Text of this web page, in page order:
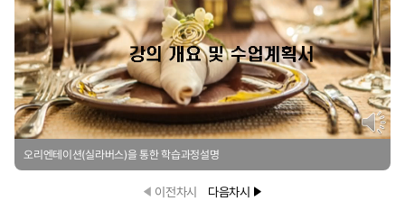
오리엔테이션(실라버스)을 통한 학습과정설명
이전차시 다음차시